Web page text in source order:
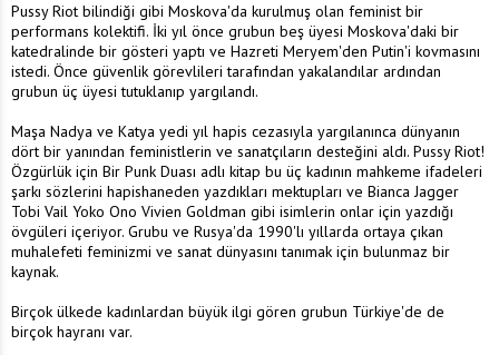
Pussy Riot bilindiği gibi Moskova'da kurulmuş olan feminist bir
performans kolektifi. İki yıl önce grubun beş üyesi Moskova'daki bir
katedralinde bir gösteri yaptı ve Hazreti Meryem'den Putin'i kovmasını
istedi. Önce güvenlik görevlileri tarafından yakalandılar ardından
grubun üç üyesi tutuklanıp yargılandı.
Maşa Nadya ve Katya yedi yıl hapis cezasıyla yargılanınca dünyanın
dört bir yanından feministlerin ve sanatçıların desteğini aldı. Pussy Riot!
Özgürlük için Bir Punk Duası adlı kitap bu üç kadının mahkeme ifadeleri
şarkı sözlerini hapishaneden yazdıkları mektupları ve Bianca Jagger
Tobi Vail Yoko Ono Vivien Goldman gibi isimlerin onlar için yazdığı
övgüleri içeriyor. Grubu ve Rusya'da 1990'lı yıllarda ortaya çıkan
muhalefeti feminizmi ve sanat dünyasını tanımak için bulunmaz bir
kaynak.
Birçok ülkede kadınlardan büyük ilgi gören grubun Türkiye'de de
birçok hayranı var.